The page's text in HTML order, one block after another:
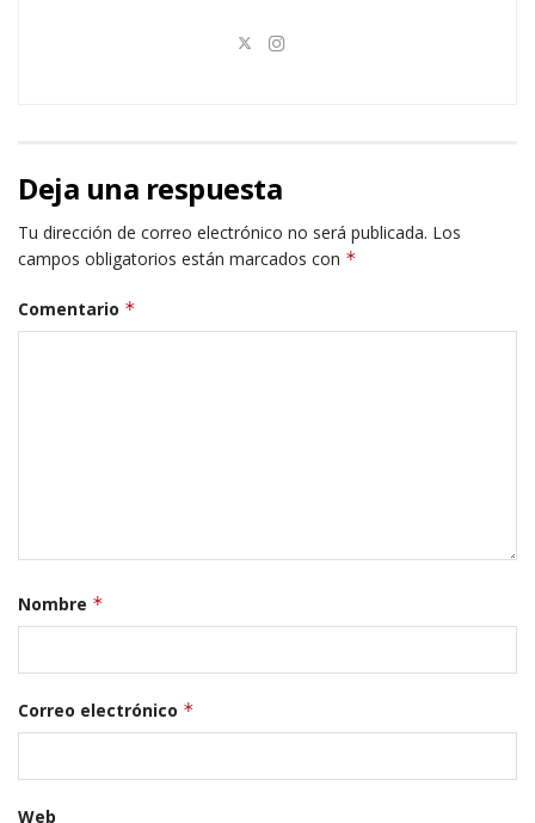
Deja una respuesta
Tu dirección de correo electrónico no será publicada. Los
campos obligatorios están marcados con *
Comentario *
Nombre *
Correo electrónico *
Web